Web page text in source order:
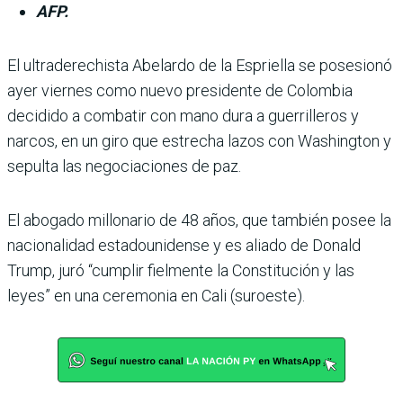
AFP.
El ultraderechista Abe­lardo de la Espriella se posesionó
ayer viernes como nuevo presi­dente de Colombia
decidido a combatir con mano dura a guerrilleros y
narcos, en un giro que estrecha lazos con Washington y
sepulta las negociaciones de paz.
El abogado millonario de 48 años, que también posee la
nacionalidad estadouni­dense y es aliado de Donald
Trump, juró “cumplir fiel­mente la Constitución y las
leyes” en una ceremonia en Cali (suroeste).